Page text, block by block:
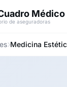
Médico
de aseguradoras
Medicina